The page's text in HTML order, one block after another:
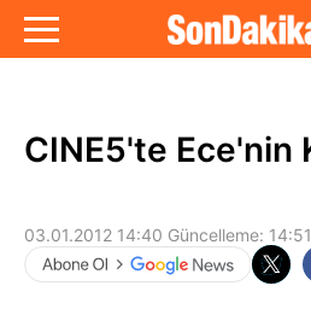
CINE5'te Ece'nin
03.01.2012 14:40 Güncelleme: 14:51